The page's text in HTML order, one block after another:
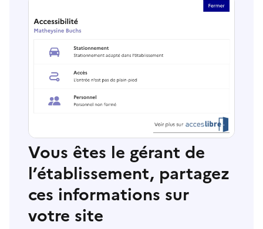
Vous êtes le gérant de
l’établissement, partagez
ces informations sur
votre site